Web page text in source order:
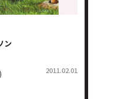
ン
2011.02.01